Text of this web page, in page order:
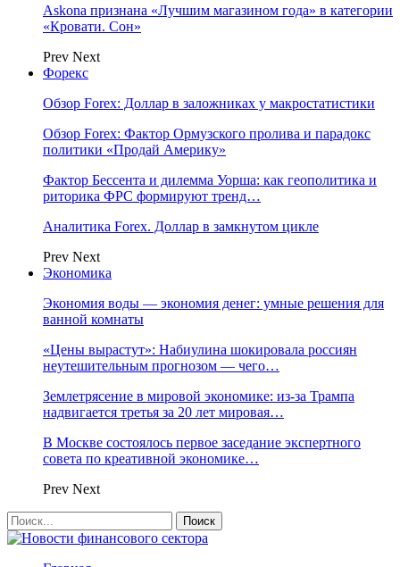
Askona признана «Лучшим магазином года» в категории
«Кровати. Сон»
Prev Next
Форекс
Обзор Forex: Доллар в заложниках у макростатистики
Обзор Forex: Фактор Ормузского пролива и парадокс
политики «Продай Америку»
Фактор Бессента и дилемма Уорша: как геополитика и
риторика ФРС формируют тренд…
Аналитика Forex. Доллар в замкнутом цикле
Prev Next
Экономика
Экономия воды — экономия денег: умные решения для
ванной комнаты
«Цены вырастут»: Набиулина шокировала россиян
неутешительным прогнозом — чего…
Землетрясение в мировой экономике: из-за Трампа
надвигается третья за 20 лет мировая…
В Москве состоялось первое заседание экспертного
совета по креативной экономике…
Prev Next